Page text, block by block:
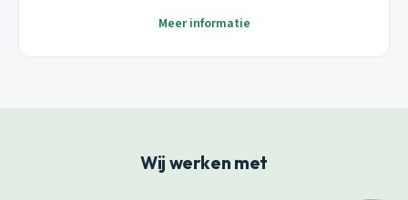
Meer informatie
Wij werken met